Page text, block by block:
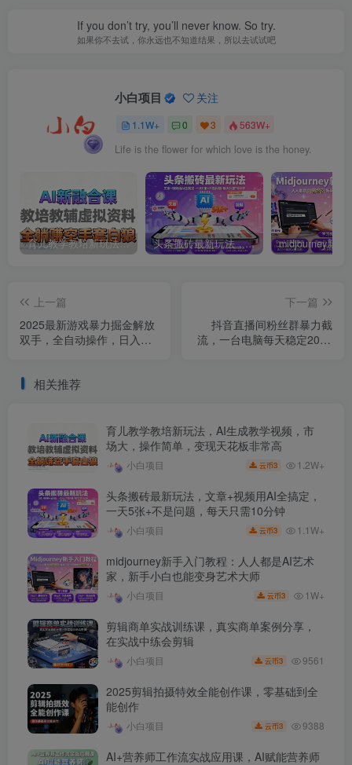
If you don’t try, you’ll never know. So try.
如果你不去试，你永远也不知道结果，所以去试试吧
小白项目 关注
1.1W+ 0 3 563W+
Life is the flower for which love is the honey.
育儿教学教培新玩法，AI生成教学视频，市场大，操作简单，变现天花板非常高 头条搬砖最新玩法，文章+视频用AI全搞定，一天5张+不是问题，每天只需10分钟
上一篇
2025最新游戏暴力掘金解放
双手，全自动操作，日入
下一篇
抖音直播间粉丝群暴力截
流，一台电脑每天稳定2000
相关推荐
育儿教学教培新玩法，AI生成教学视频，市
场大，操作简单，变现天花板非常高
小白项目 云币3 1.2W+
头条搬砖最新玩法，文章+视频用AI全搞定，
一天5张+不是问题，每天只需10分钟
小白项目 云币3 1.1W+
midjourney新手入门教程：人人都是AI艺术
家，新手小白也能变身艺术大师
小白项目 云币3 1W+
剪辑商单实战训练课，真实商单案例分享，
在实战中练会剪辑
小白项目 云币3 9561
2025剪辑拍摄特效全能创作课，零基础到全
能创作
小白项目 云币3 9388
AI+营养师工作流实战应用课，AI赋能营养师